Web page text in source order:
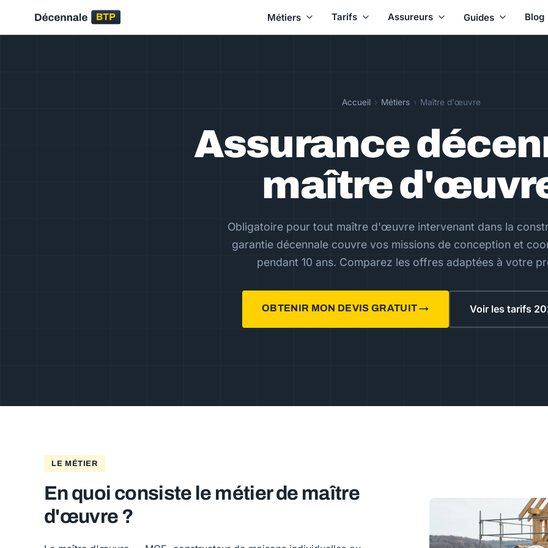
Métiers Tarifs Assureurs Guides Blog
Accueil › Métiers › Maître d'œuvre
Assurance
maître
Obligatoire pour tout maître d'œuvre intervenant dans la
garantie décennale couvre vos missions de conception et
pendant 10 ans. Comparez les offres adaptées à votre
OBTENIR MON DEVIS GRATUIT → Voir les tarifs
LE MÉTIER
En quoi consiste le métier de maître
d'œuvre ?